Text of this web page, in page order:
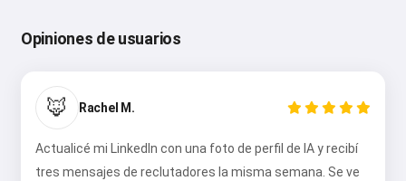
Opiniones de usuarios
🦊 Rachel M.
Actualicé mi LinkedIn con una foto de perfil de IA y recibí
tres mensajes de reclutadores la misma semana. Se ve